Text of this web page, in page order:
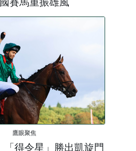
鷹眼聚焦
「得令星」勝出凱旋門